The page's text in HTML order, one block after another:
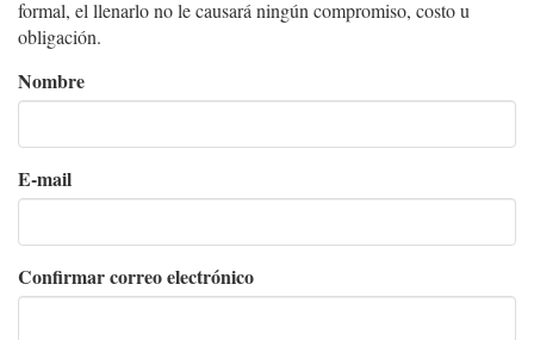
formal, el llenarlo no le causará ningún compromiso, costo u
obligación.
Nombre
E-
mail
E-mail
Confirmar correo electrónico